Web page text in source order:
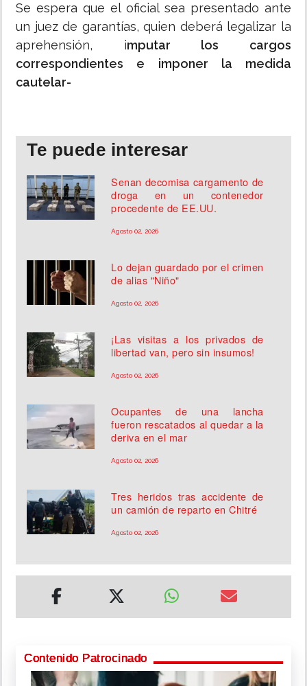
Se espera que el oficial sea presentado ante
un juez de garantías, quien deberá legalizar la
aprehensión, imputar los cargos
correspondientes e imponer la medida
cautelar-
Te puede interesar
Senan decomisa cargamento de
droga en un contenedor
procedente de EE.UU.
Agosto 02, 2026
Lo dejan guardado por el crimen
de alias "Niño"
Agosto 02, 2026
¡Las visitas a los privados de
libertad van, pero sin insumos!
Agosto 02, 2026
Ocupantes de una lancha
fueron rescatados al quedar a la
deriva en el mar
Agosto 02, 2026
Tres heridos tras accidente de
un camión de reparto en Chitré
Agosto 02, 2026
Contenido Patrocinado